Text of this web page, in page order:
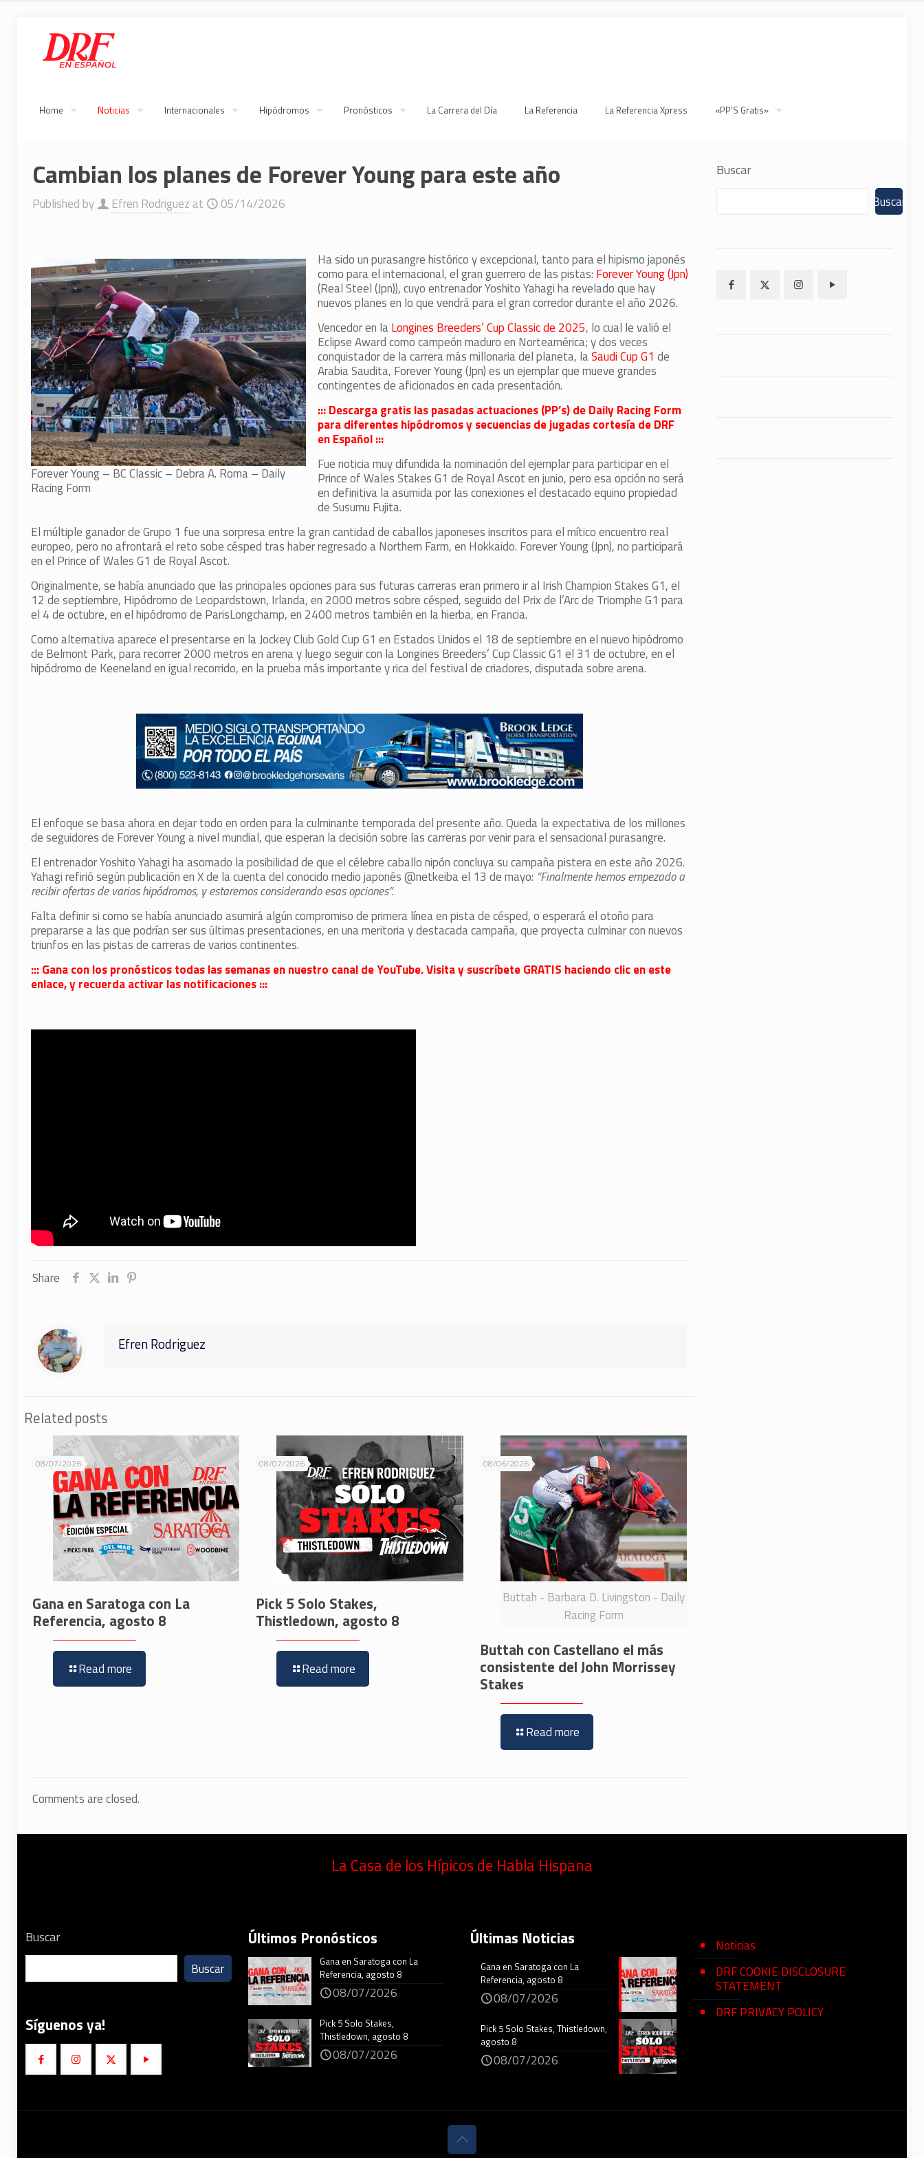
Home Noticias Internacionales Hipódromos Pronósticos La Carrera del Día La Referencia La Referencia Xpress «PP’S Gratis»
Cambian los planes de Forever Young para este año
Published by Efren Rodriguez at 05/14/2026
Forever Young – BC Classic – Debra A. Roma – Daily
Racing Form
Ha sido un purasangre histórico y excepcional, tanto para el hipismo japonés
como para el internacional, el gran guerrero de las pistas: Forever Young (Jpn)
(Real Steel (Jpn)), cuyo entrenador Yoshito Yahagi ha revelado que hay
nuevos planes en lo que vendrá para el gran corredor durante el año 2026.
Vencedor en laLongines Breeders’ Cup Classic de 2025, lo cual le valió el
Eclipse Award como campeón maduro en Norteamérica; y dos veces
conquistador de la carrera más millonaria del planeta, laSaudi Cup G1 de
Arabia Saudita, Forever Young (Jpn) es un ejemplar que mueve grandes
contingentes de aficionados en cada presentación.
::: Descarga gratis las pasadas actuaciones (PP’s) de Daily Racing Form
para diferentes hipódromos y secuencias de jugadas cortesía de DRF
en Español :::
Fue noticia muy difundida la nominación del ejemplar para participar en el
Prince of Wales Stakes G1 de Royal Ascot en junio, pero esa opción no será
en definitiva la asumida por las conexiones el destacado equino propiedad
de Susumu Fujita.
El múltiple ganador de Grupo 1 fue una sorpresa entre la gran cantidad de caballos japoneses inscritos para el mítico encuentro real
europeo, pero no afrontará el reto sobe césped tras haber regresado a Northern Farm, en Hokkaido. Forever Young (Jpn), no participará
en el Prince of Wales G1 de Royal Ascot.
Originalmente, se había anunciado que las principales opciones para sus futuras carreras eran primero ir al Irish Champion Stakes G1, el
12 de septiembre, Hipódromo de Leopardstown, Irlanda, en 2000 metros sobre césped, seguido del Prix de l’Arc de Triomphe G1 para
el 4 de octubre, en el hipódromo de ParisLongchamp, en 2400 metros también en la hierba, en Francia.
Como alternativa aparece el presentarse en la Jockey Club Gold Cup G1 en Estados Unidos el 18 de septiembre en el nuevo hipódromo
de Belmont Park, para recorrer 2000 metros en arena y luego seguir con la Longines Breeders’ Cup Classic G1 el 31 de octubre, en el
hipódromo de Keeneland en igual recorrido, en la prueba más importante y rica del festival de criadores, disputada sobre arena.
El enfoque se basa ahora en dejar todo en orden para la culminante temporada del presente año. Queda la expectativa de los millones
de seguidores de Forever Young a nivel mundial, que esperan la decisión sobre las carreras por venir para el sensacional purasangre.
El entrenador Yoshito Yahagi ha asomado la posibilidad de que el célebre caballo nipón concluya su campaña pistera en este año 2026.
Yahagi refirió según publicación en X de la cuenta del conocido medio japonés @netkeiba el 13 de mayo: “Finalmente hemos empezado a
recibir ofertas de varios hipódromos, y estaremos considerando esas opciones”.
Falta definir si como se había anunciado asumirá algún compromiso de primera línea en pista de césped, o esperará el otoño para
prepararse a las que podrían ser sus últimas presentaciones, en una meritoria y destacada campaña, que proyecta culminar con nuevos
triunfos en las pistas de carreras de varios continentes.
::: Gana con los pronósticos todas las semanas en nuestro canal de YouTube. Visita y suscríbete GRATIS haciendo clic en este
enlace, y recuerda activar las notificaciones :::
Share
Efren Rodriguez
Related posts
08/07/2026
Gana en Saratoga con La
Referencia, agosto 8
Read more
08/07/2026
Pick 5 Solo Stakes,
Thistledown, agosto 8
Read more
Buttah - Barbara D. Livingston - Daily
Racing Form
08/06/2026
Buttah con Castellano el más
consistente del John Morrissey
Stakes
Read more
Comments are closed.
Buscar
Buscar
La Casa de los Hípicos de Habla Hispana
Buscar
Buscar
Síguenos ya!
Últimos Pronósticos
Gana en Saratoga con La
Referencia, agosto 8
08/07/2026
Pick 5 Solo Stakes,
Thistledown, agosto 8
08/07/2026
Últimas Noticias
Gana en Saratoga con La
Referencia, agosto 8
08/07/2026
Pick 5 Solo Stakes, Thistledown,
agosto 8
08/07/2026
Noticias
DRF COOKIE DISCLOSURE
STATEMENT
DRF PRIVACY POLICY